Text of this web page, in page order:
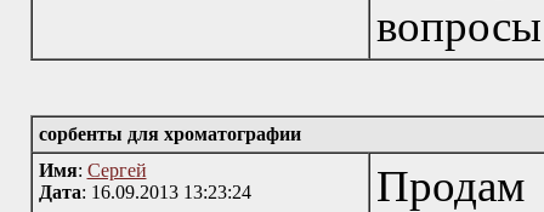
сорбенты для хроматографии
Имя: Сергей
Дата: 16.09.2013 13:23:24